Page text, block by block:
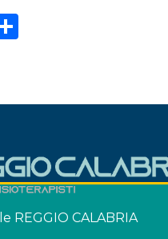
REGGIO CALABRIA